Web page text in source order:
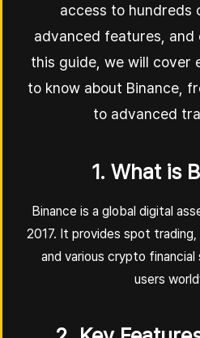
access to hundreds
advanced features, and
this guide, we will cover
to know about Binance,
to advanced
1. What is
Binance is a global digital
2017. It provides spot
and various crypto
users